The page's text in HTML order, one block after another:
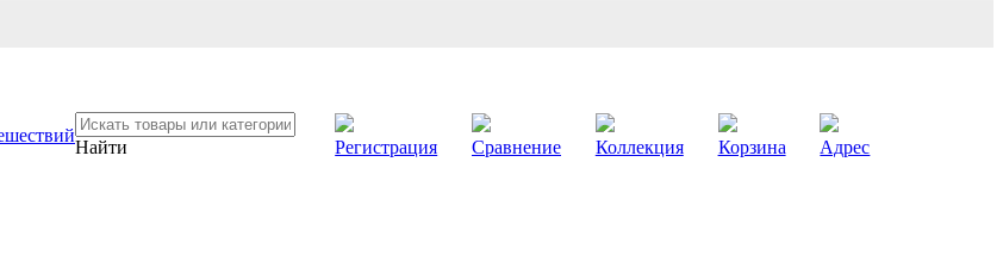
Найти Регистрация Сравнение Коллекция Корзина Адрес